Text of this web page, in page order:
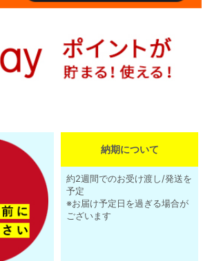
納期について
約2週間でのお受け渡し/発送を
予定
※お届け予定日を過ぎる場合が
ございます